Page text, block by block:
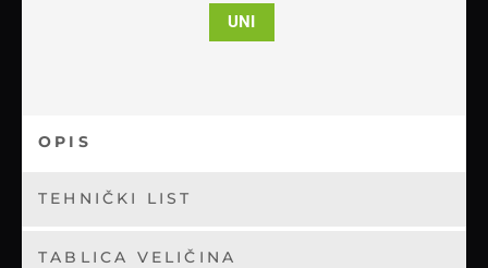
UNI
OPIS
TEHNIČKI LIST
TABLICA VELIČINA